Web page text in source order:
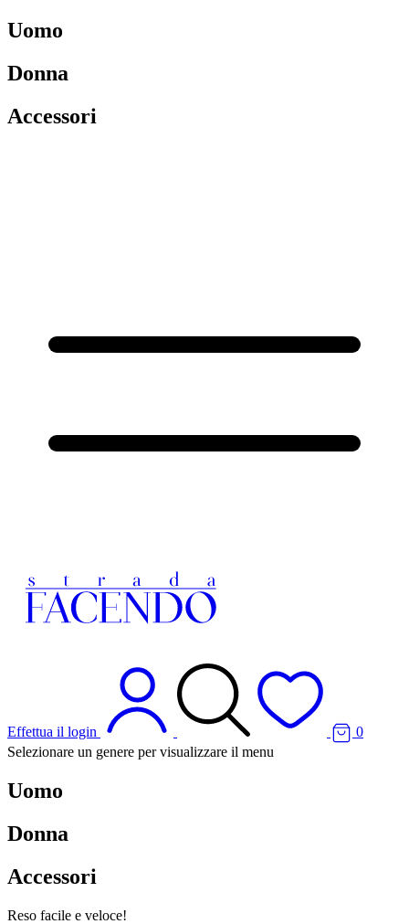
Uomo
Donna
Accessori
Effettua il login
0
Selezionare un genere per visualizzare il menu
Uomo
Donna
Accessori
Spedizione veloce!